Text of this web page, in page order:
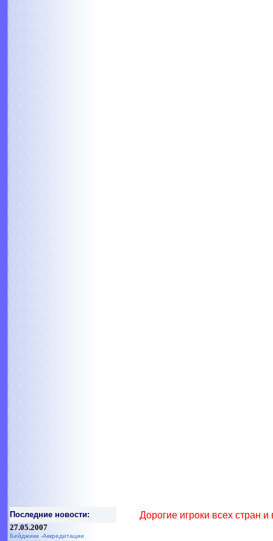
Последние новости:
27.05.2007
Бейджики -Аккредитации
Дорогие игроки всех стран